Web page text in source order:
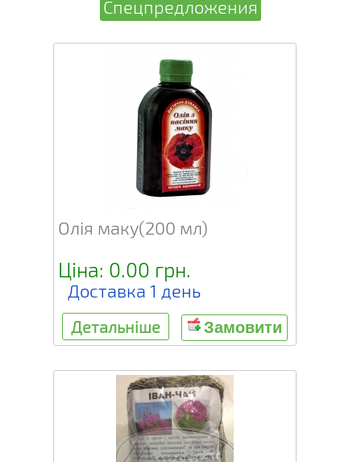
Спецпредложения
Олія маку(200 мл)
Ціна: 0.00 грн.
Доставка 1 день
Детальніше Замовити